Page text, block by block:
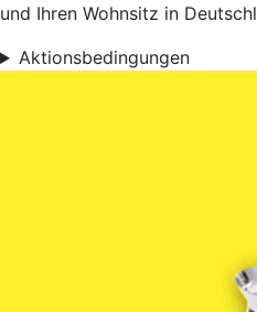
und Ihren Wohnsitz in
Aktionsbedingungen